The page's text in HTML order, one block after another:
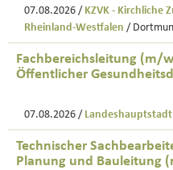
07.08.2026 / KZVK - Kirchliche
Rheinland-Westfalen /
Fachbereichsleitung (m/
Öffentlicher
07.08.2026 /
Technischer
Planung und Bauleitung